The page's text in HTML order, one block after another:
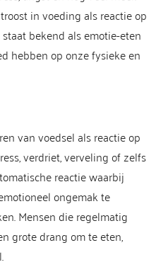
in voeding als reactie op
bekend als emotie-eten
hebben op onze fysieke en
van voedsel als reactie op
verdriet, verveling of zelfs
reactie waarbij
ongemak te
Mensen die regelmatig
grote drang om te eten,